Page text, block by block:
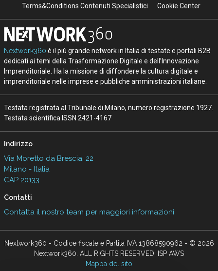
Terms&Conditions Contenuti Specialistici
Cookie Center
Nextwork360 è il più grande network in Italia di testate e portali B2B
dedicati ai temi della Trasformazione Digitale e dell’Innovazione
Imprenditoriale. Ha la missione di diffondere la cultura digitale e
imprenditoriale nelle imprese e pubbliche amministrazioni italiane.
Testata registrata al Tribunale di Milano, numero registrazione 1927.
Testata scientifica ISSN 2421-4167
Indirizzo
Via Moretto da Brescia, 22
Milano - Italia
CAP 20133
Contatti
Contatta il nostro team per maggiori informazioni
Nextwork360 - Codice fiscale e Partita IVA 13868590962 - © 2026
Nextwork360. ALL RIGHTS RESERVED. ISP AWS
Mappa del sito